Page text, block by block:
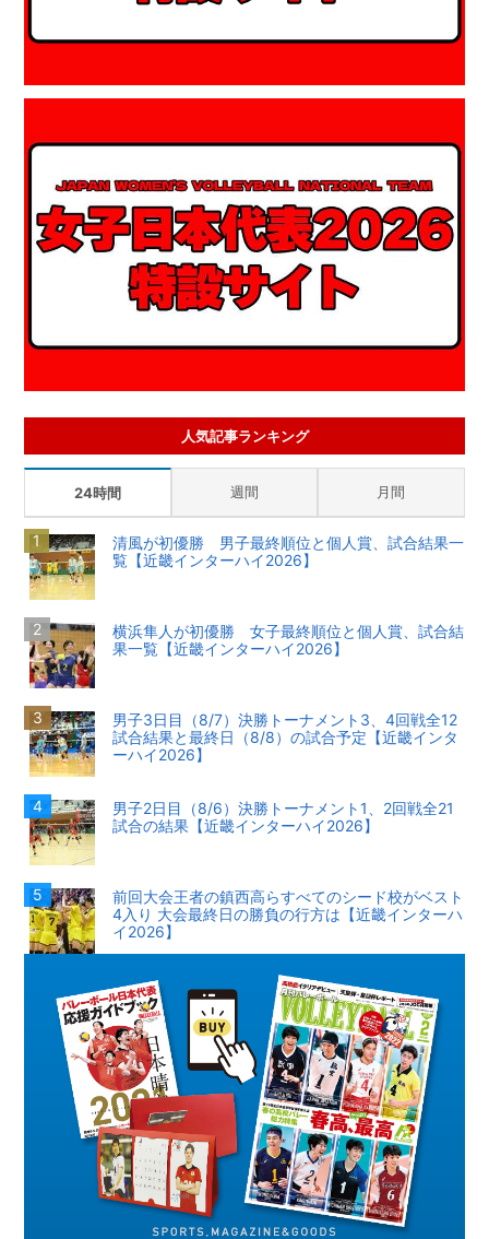
人気記事ランキング
24時間 週間 月間
清風が初優勝 男子最終順位と個人賞、試合結果一
覧【近畿インターハイ2026】
横浜隼人が初優勝 女子最終順位と個人賞、試合結
果一覧【近畿インターハイ2026】
男子3日目（8/7）決勝トーナメント3、4回戦全12
試合結果と最終日（8/8）の試合予定【近畿インタ
ーハイ2026】
男子2日目（8/6）決勝トーナメント1、2回戦全21
試合の結果【近畿インターハイ2026】
前回大会王者の鎮西高らすべてのシード校がベスト
4入り 大会最終日の勝負の行方は【近畿インターハ
イ2026】